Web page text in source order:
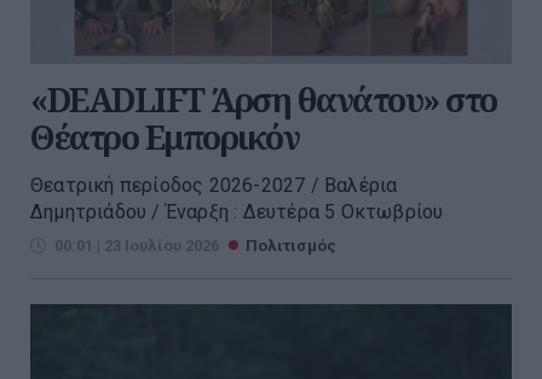
«DEADLIFT Άρση θανάτου» στο
Θέατρο Εμπορικόν
Θεατρική περίοδος 2026-2027 / Βαλέρια
Δημητριάδου / Έναρξη : Δευτέρα 5 Οκτωβρίου
00:01 | 23 Ιουλίου 2026 Πολιτισμός